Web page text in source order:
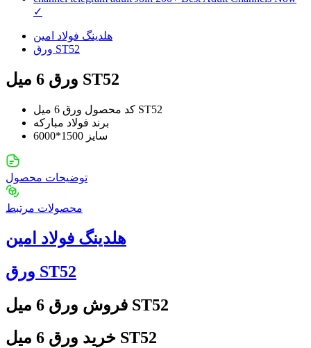
✓
هلدینگ فولاد امین
ورق ST52
ورق 6 میل ST52
کد محصول ورق 6 میل ST52
برند فولاد مبارکه
سایز 1500*6000
توضیحات محصول
محصولات ‌مرتبط
هلدینگ فولاد امین
ورق ST52
فروش ورق 6 میل ST52
خرید ورق 6 میل ST52